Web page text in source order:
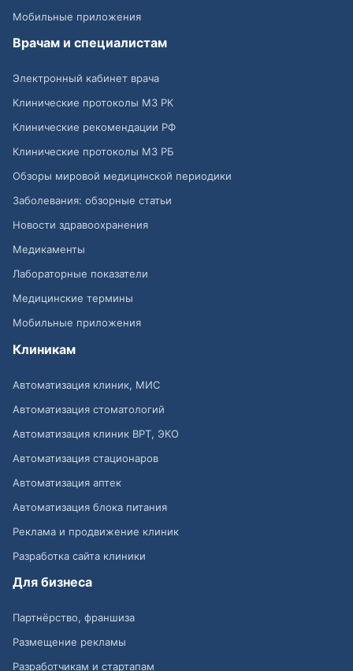
Мобильные приложения
Врачам и специалистам
Электронный кабинет врача
Клинические протоколы МЗ РК
Клинические рекомендации РФ
Клинические протоколы МЗ РБ
Обзоры мировой медицинской периодики
Заболевания: обзорные статьи
Новости здравоохранения
Медикаменты
Лабораторные показатели
Медицинские термины
Мобильные приложения
Клиникам
Автоматизация клиник, МИС
Автоматизация стоматологий
Автоматизация клиник ВРТ, ЭКО
Автоматизация стационаров
Автоматизация аптек
Автоматизация блока питания
Реклама и продвижение клиник
Разработка сайта клиники
Для бизнеса
Партнёрство, франшиза
Размещение рекламы
Разработчикам и стартапам